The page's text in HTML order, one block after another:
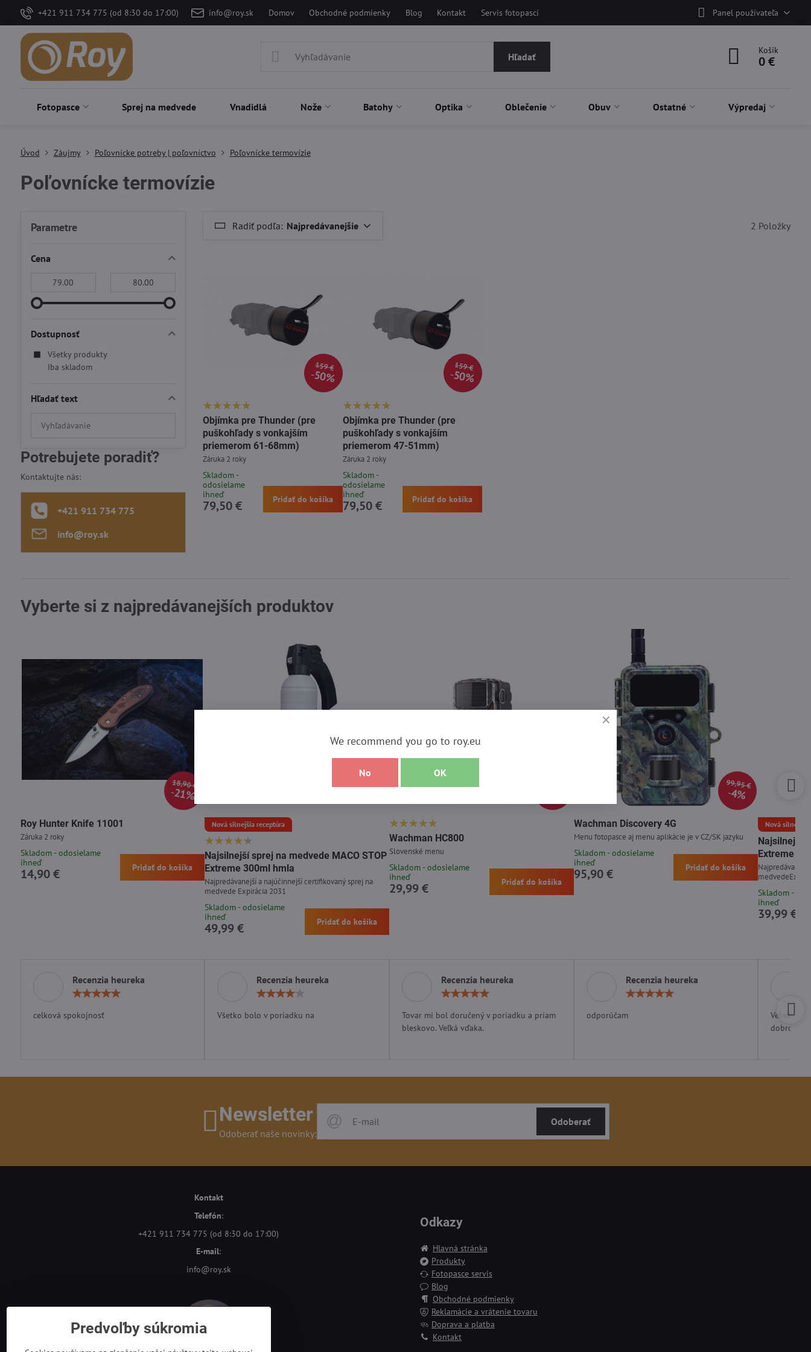
+421 911 734 775 (od 8:30 do 17:00) info@roy.sk Domov Obchodné podmienky Blog Kontakt Servis fotopascí Panel používateľa
Hľadať
Košík
0 €
Fotopasce Sprej na medvede Vnadidlá Nože Batohy Optika Oblečenie Obuv Ostatné Výpredaj
Úvod Záujmy Poľovnícke potreby | poľovníctvo Poľovnícke termovízie
Poľovnícke termovízie
Radiť podľa: Najpredávanejšie 2 Položky
159 €
50%
Objímka pre Thunder (pre
puškohľady s vonkajším
priemerom 61-68mm)
Záruka 2 roky
Skladom -
odosielame
ihneď
79,50 € Pridať do košíka
159 €
50%
Objímka pre Thunder (pre
puškohľady s vonkajším
priemerom 47-51mm)
Záruka 2 roky
Skladom -
odosielame
ihneď
79,50 € Pridať do košíka
Parametre
Cena
Dostupnosť
Všetky produkty
Iba skladom
Hľadať text
Prehľadať
výsledky
fulltextom
Potrebujete poradiť?
Kontaktujte nás:
+421 911 734 775
info​@roy​.sk
Vyberte si z najpredávanejších produktov
18,90 €
21%
Roy Hunter Knife 11001
Záruka 2 roky
Skladom - odosielame
ihneď
14,90 € Pridať do košíka
Nová silnejšia receptúra
Najsilnejší sprej na medvede MACO STOP
Extreme 300ml hmla
Najpredávanejší a najúčinnejší certifikovaný sprej na
medvede Expirácia 2031
Skladom - odosielame
ihneď
49,99 € Pridať do košíka
Wachman HC800
Slovenské menu
Skladom - odosielame
ihneď
29,99 € Pridať do košíka
99,95 €
4%
Wachman Discovery 4G
Menu fotopasce aj menu aplikácie je v CZ/SK jazyku
Skladom - odosielame
ihneď
95,90 € Pridať do košíka
Nová silnejšia
Najsilnejší
Extreme
Skladom -
ihneď
39,99 €
Recenzia heureka
celková spokojnosť
Recenzia heureka
Všetko bolo v poriadku na
Recenzia heureka
/
5
Tovar mi bol doručený v poriadku a priam
bleskovo. Veľká vďaka.
Recenzia heureka
odporúčam
Velmi
dobrom
Newsletter
Odoberať naše novinky:
Odoberať
Kontakt
Telefón:
+421 911 734 775 (od 8:30 do 17:00)
E-mail:
info@roy.sk
Odkazy
Hlavná stránka
Produkty
Fotopasce servis
Blog
Obchodné podmienky
Reklamácie a vrátenie tovaru
Doprava a platba
Kontakt
Predvoľby súkromia
We recommend you go to roy.eu
No OK